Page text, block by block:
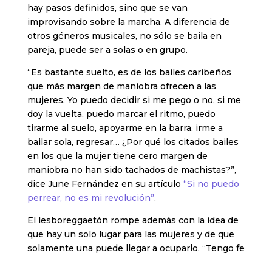
hay pasos definidos, sino que se van
improvisando sobre la marcha. A diferencia de
otros géneros musicales, no sólo se baila en
pareja, puede ser a solas o en grupo.
“Es bastante suelto, es de los bailes caribeños
que más margen de maniobra ofrecen a las
mujeres. Yo puedo decidir si me pego o no, si me
doy la vuelta, puedo marcar el ritmo, puedo
tirarme al suelo, apoyarme en la barra, irme a
bailar sola, regresar… ¿Por qué los citados bailes
en los que la mujer tiene cero margen de
maniobra no han sido tachados de machistas?”,
dice June Fernández en su artículo “Si no puedo
perrear, no es mi revolución”.
El lesboreggaetón rompe además con la idea de
que hay un solo lugar para las mujeres y de que
solamente una puede llegar a ocuparlo. “Tengo fe